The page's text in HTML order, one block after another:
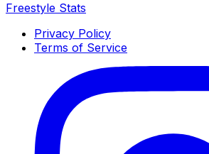
Freestyle Stats
Privacy Policy
Terms of Service